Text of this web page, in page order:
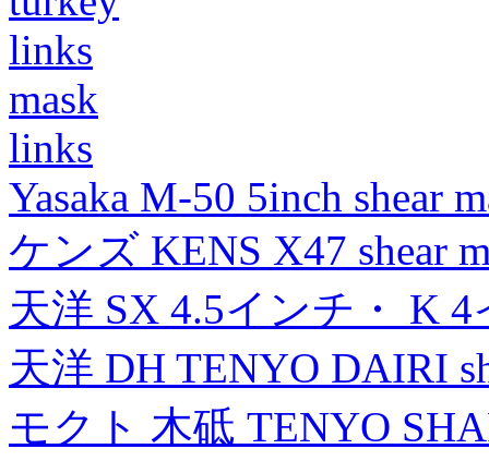
links
mask
links
Yasaka M-50 5inch shear
ケンズ KENS X47 shear
天洋 SX 4.5インチ・ K
天洋 DH TENYO DAIRI
モクト 木砥 TENYO